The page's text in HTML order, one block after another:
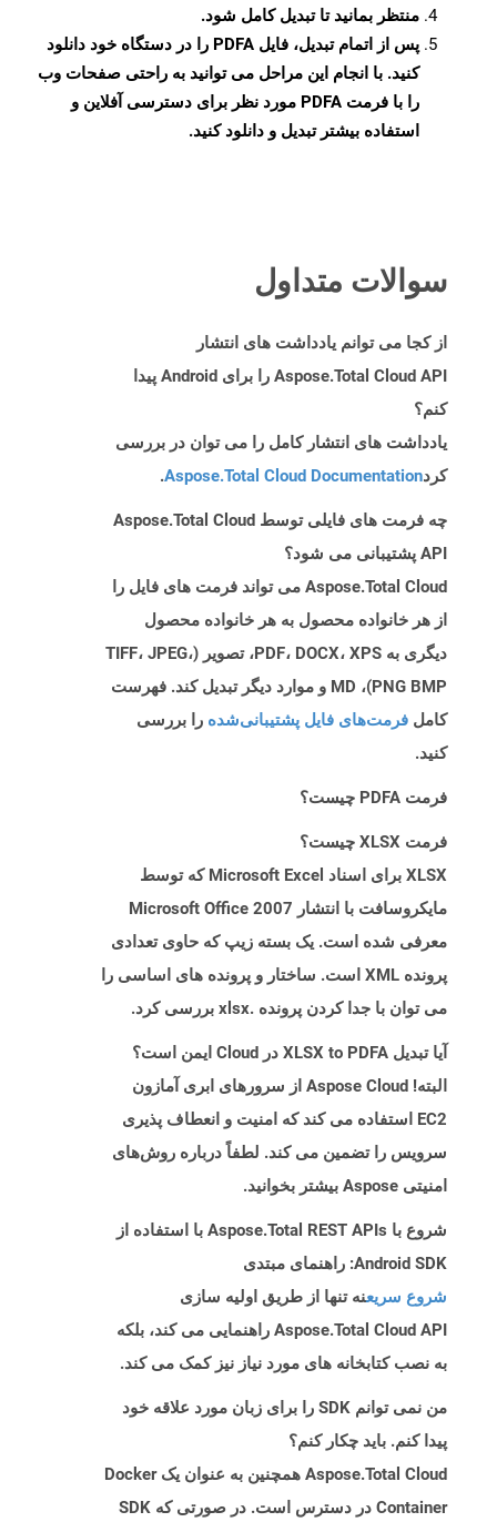
منتظر بمانید تا تبدیل کامل شود.
پس از اتمام تبدیل، فایل PDFA را در دستگاه خود دانلود
کنید. با انجام این مراحل می توانید به راحتی صفحات وب
را با فرمت PDFA مورد نظر برای دسترسی آفلاین و
استفاده بیشتر تبدیل و دانلود کنید.
سوالات متداول
از کجا می توانم یادداشت های انتشار
Aspose.Total Cloud API را برای Android پیدا
کنم؟
یادداشت های انتشار کامل را می توان در بررسی
کردAspose.Total Cloud Documentation
.
چه فرمت های فایلی توسط Aspose.Total Cloud
API پشتیبانی می شود؟
Aspose.Total Cloud می تواند فرمت های فایل را
از هر خانواده محصول به هر خانواده محصول
دیگری به PDF، DOCX، XPS، تصویر (TIFF، JPEG،
PNG BMP)، MD و موارد دیگر تبدیل کند. فهرست
کامل فرمت‌های فایل پشتیبانی‌شده را بررسی
کنید.
فرمت PDFA چیست؟
فرمت XLSX چیست؟
XLSX برای اسناد Microsoft Excel که توسط
مایکروسافت با انتشار Microsoft Office 2007
معرفی شده است. یک بسته زیپ که حاوی تعدادی
پرونده XML است. ساختار و پرونده های اساسی را
می توان با جدا کردن پرونده .xlsx بررسی کرد.
آیا تبدیل XLSX to PDFA در Cloud ایمن است؟
البته! Aspose Cloud از سرورهای ابری آمازون
EC2 استفاده می کند که امنیت و انعطاف پذیری
سرویس را تضمین می کند. لطفاً درباره روش‌های
امنیتی Aspose بیشتر بخوانید.
شروع با Aspose.Total REST APIs با استفاده از
Android SDK: راهنمای مبتدی
شروع سریعنه تنها از طریق اولیه سازی
Aspose.Total Cloud API راهنمایی می کند، بلکه
به نصب کتابخانه های مورد نیاز نیز کمک می کند.
من نمی توانم SDK را برای زبان مورد علاقه خود
پیدا کنم. باید چکار کنم؟
Aspose.Total Cloud همچنین به عنوان یک Docker
Container در دسترس است. در صورتی که SDK